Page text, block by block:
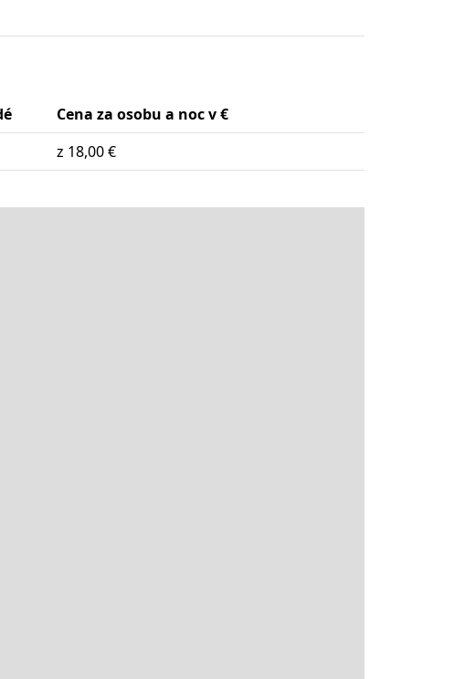
Cena za osobu a noc v €
z 18,00 €